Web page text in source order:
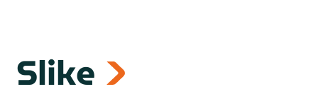
Dimenzije 2C varijante (Š x V x D):
Slike